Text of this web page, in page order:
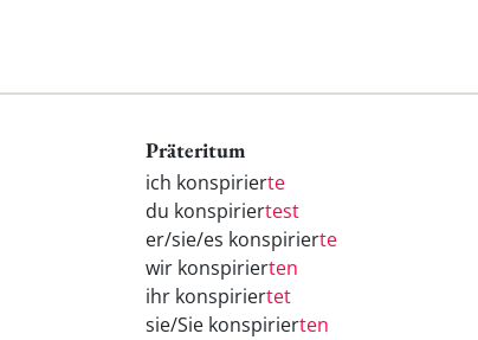
Präteritum
ich konspirierte
du konspiriertest
er/sie/es konspirierte
wir konspirierten
ihr konspiriertet
sie/Sie konspirierten